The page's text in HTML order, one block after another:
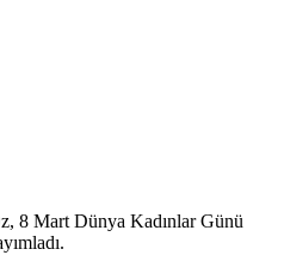
8 Mart Dünya Kadınlar Günü